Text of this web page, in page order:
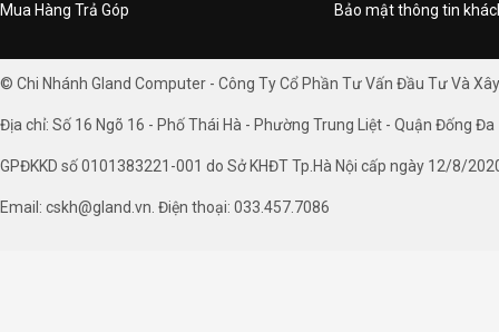
Mua Hàng Trả Góp
Bảo mật thông tin
© Chi Nhánh Gland Computer - Công Ty Cổ Phần Tư Vấn Đầu Tư Và
Địa chỉ: Số 16 Ngõ 16 - Phố Thái Hà - Phường Trung Liệt - Quận Đống Đa
GPĐKKD số 0101383221-001 do Sở KHĐT Tp.Hà Nội cấp ngày 12/8/
Email: cskh@gland.vn. Điện thoại: 033.457.7086